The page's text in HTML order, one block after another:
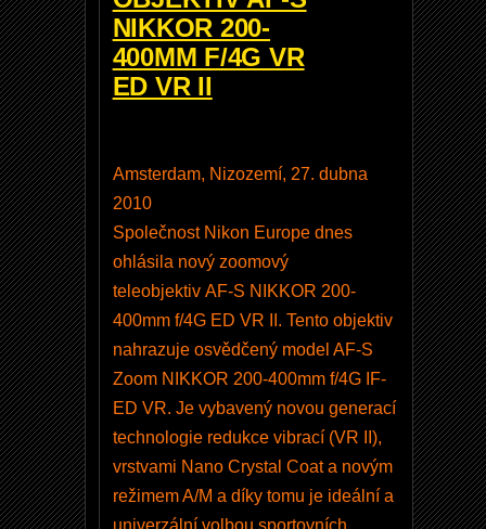
NIKKOR 200-
400MM F/4G VR
ED VR II
Amsterdam, Nizozemí, 27. dubna
2010
Společnost Nikon Europe dnes
ohlásila nový zoomový
teleobjektiv AF-S NIKKOR 200-
400mm f/4G ED VR II. Tento objektiv
nahrazuje osvědčený model AF-S
Zoom NIKKOR 200-400mm f/4G IF-
ED VR. Je vybavený novou generací
technologie redukce vibrací (VR II),
vrstvami Nano Crystal Coat a novým
režimem A/M a díky tomu je ideální a
univerzální volbou sportovních
o
n
N
X
u
i
o
1
.
7
.
1
,
N
i